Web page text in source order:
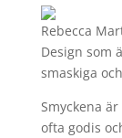
Rebecca
Design som
smaskiga
Smyckena
ofta godis